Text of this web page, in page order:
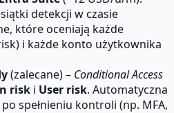
detekcji w czasie
które oceniają każde
i każde konto użytkownika
(zalecane) – Conditional Access
risk i User risk. Automatyczna
spełnieniu kontroli (np. MFA,